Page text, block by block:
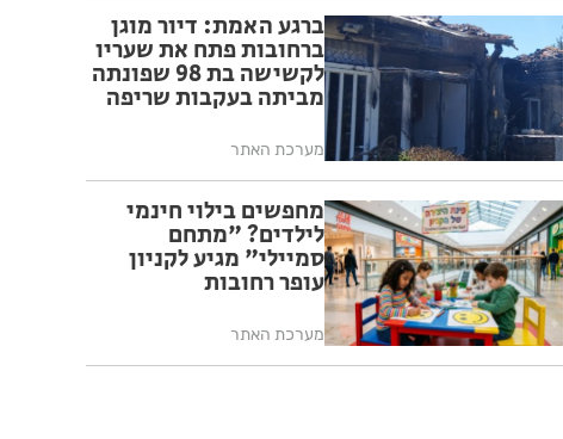
ברגע האמת: דיור מוגן
ברחובות פתח את שעריו
לקשישה בת 98 שפונתה
מביתה בעקבות שריפה
מערכת האתר
מחפשים בילוי חינמי
לילדים? "מתחם
סמיילי" מגיע לקניון
עופר רחובות
מערכת האתר